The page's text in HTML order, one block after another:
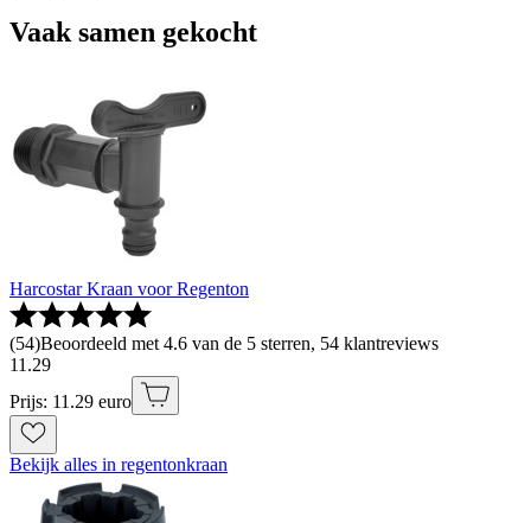
Vaak samen gekocht
Harcostar Kraan voor Regenton
(54)Beoordeeld met 4.6 van de 5 sterren, 54 klantreviews
11 .29
Prijs: 11.29 euro
Bekijk alles in regentonkraan